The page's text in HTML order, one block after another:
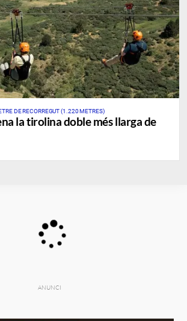
DE RECORREGUT (1.220 METRES)
la tirolina doble més llarga de